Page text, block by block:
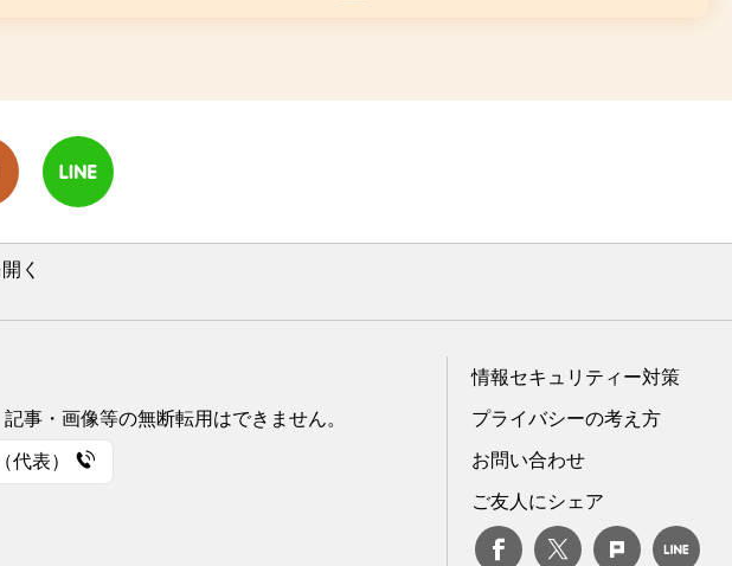
く
事・画像等の無断転用はできません。
代表）
情報セキュリティー対策
プライバシーの考え方
お問い合わせ
ご友人にシェア